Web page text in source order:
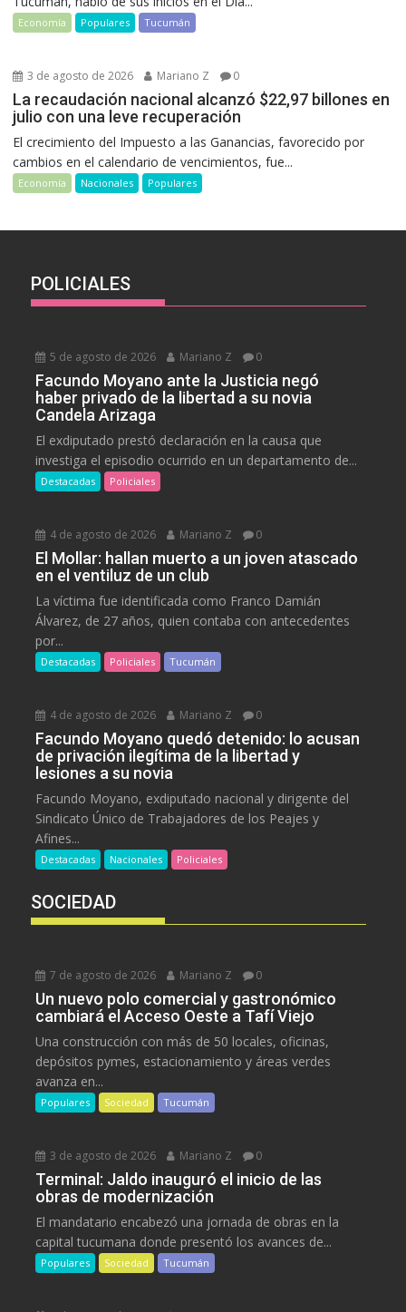
Economía Populares Tucumán
3 de agosto de 2026 Mariano Z 0
La recaudación nacional alcanzó $22,97 billones en
julio con una leve recuperación
El crecimiento del Impuesto a las Ganancias, favorecido por
cambios en el calendario de vencimientos, fue...
Economía Nacionales Populares
POLICIALES
5 de agosto de 2026 Mariano Z 0
Facundo Moyano ante la Justicia negó
haber privado de la libertad a su novia
Candela Arizaga
El exdiputado prestó declaración en la causa que
investiga el episodio ocurrido en un departamento de...
Destacadas Policiales
4 de agosto de 2026 Mariano Z 0
El Mollar: hallan muerto a un joven atascado
en el ventiluz de un club
La víctima fue identificada como Franco Damián
Álvarez, de 27 años, quien contaba con antecedentes
por...
Destacadas Policiales Tucumán
4 de agosto de 2026 Mariano Z 0
Facundo Moyano quedó detenido: lo acusan
de privación ilegítima de la libertad y
lesiones a su novia
Facundo Moyano, exdiputado nacional y dirigente del
Sindicato Único de Trabajadores de los Peajes y
Afines...
Destacadas Nacionales Policiales
SOCIEDAD
7 de agosto de 2026 Mariano Z 0
Un nuevo polo comercial y gastronómico
cambiará el Acceso Oeste a Tafí Viejo
Una construcción con más de 50 locales, oficinas,
depósitos pymes, estacionamiento y áreas verdes
avanza en...
Populares Sociedad Tucumán
3 de agosto de 2026 Mariano Z 0
Terminal: Jaldo inauguró el inicio de las
obras de modernización
El mandatario encabezó una jornada de obras en la
capital tucumana donde presentó los avances de...
Populares Sociedad Tucumán